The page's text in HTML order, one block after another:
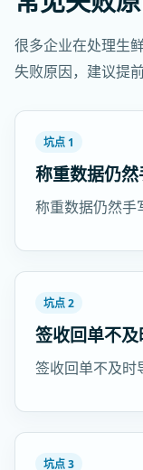
很多企业在处理生
失败原因，建议提前
坑点 1
称重数据仍
称重数据仍然手
坑点 2
签收回单不
签收回单不及时
坑点 3